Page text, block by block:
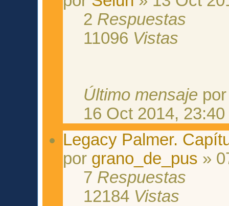
2 Respuestas
11096 Vistas
Último mensaje
16 Oct 2014, 23:40
Legacy Palmer.
por grano_de_pus »
7 Respuestas
12184 Vistas